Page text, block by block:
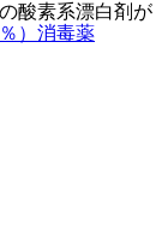
） 消毒薬
酸素系漂白剤が